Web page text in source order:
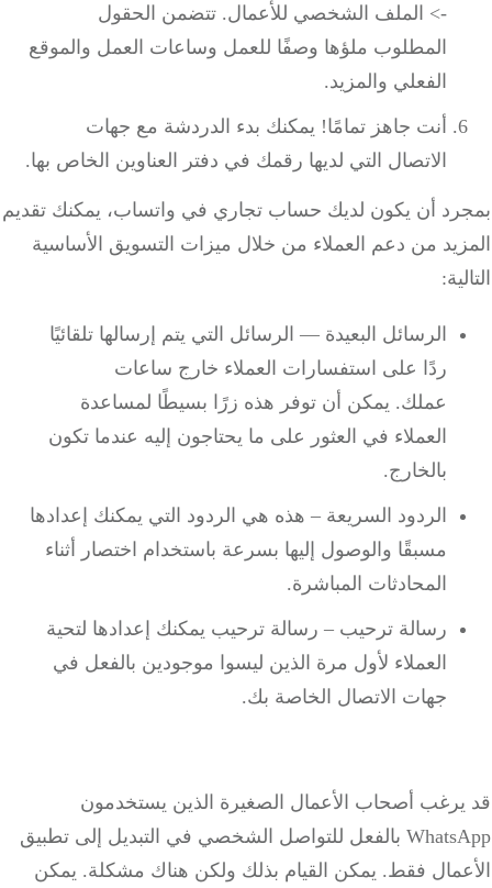
-> الملف الشخصي للأعمال. تتضمن الحقول
المطلوب ملؤها وصفًا للعمل وساعات العمل والموقع
الفعلي والمزيد.
أنت جاهز تمامًا! يمكنك بدء الدردشة مع جهات
الاتصال التي لديها رقمك في دفتر العناوين الخاص بها.
أن يكون لديك حساب تجاري في واتساب، يمكنك تقديم
من دعم العملاء من خلال ميزات التسويق الأساسية
الرسائل البعيدة — الرسائل التي يتم إرسالها تلقائيًا
ردًا على استفسارات العملاء خارج ساعات
عملك. يمكن أن توفر هذه زرًا بسيطًا لمساعدة
العملاء في العثور على ما يحتاجون إليه عندما تكون
بالخارج.
الردود السريعة – هذه هي الردود التي يمكنك إعدادها
مسبقًا والوصول إليها بسرعة باستخدام اختصار أثناء
المحادثات المباشرة.
رسالة ترحيب – رسالة ترحيب يمكنك إعدادها لتحية
العملاء لأول مرة الذين ليسوا موجودين بالفعل في
جهات الاتصال الخاصة بك.
أصحاب الأعمال الصغيرة الذين يستخدمون
WhatsApp بالفعل للتواصل الشخصي في التبديل إلى تطبيق
فقط. يمكن القيام بذلك ولكن هناك مشكلة. يمكن